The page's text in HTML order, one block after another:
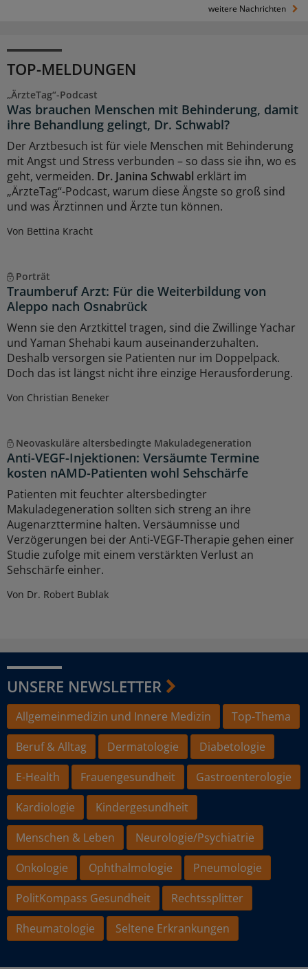
weitere Nachrichten
TOP-MELDUNGEN
„ÄrzteTag“-Podcast
Was brauchen Menschen mit Behinderung, damit
ihre Behandlung gelingt, Dr. Schwabl?
Der Arztbesuch ist für viele Menschen mit Behinderung
mit Angst und Stress verbunden – so dass sie ihn, wo es
geht, vermeiden. Dr. Janina Schwabl erklärt im
„ÄrzteTag“-Podcast, warum diese Ängste so groß sind
und was Ärztinnen und Ärzte tun können.
Von Bettina Kracht
Porträt
Traumberuf Arzt: Für die Weiterbildung von
Aleppo nach Osnabrück
Wenn sie den Arztkittel tragen, sind die Zwillinge Yachar
und Yaman Shehabi kaum auseinanderzuhalten.
Deshalb versorgen sie Patienten nur im Doppelpack.
Doch das ist längst nicht ihre einzige Herausforderung.
Von Christian Beneker
Neovaskuläre altersbedingte Makuladegeneration
Anti-VEGF-Injektionen: Versäumte Termine
kosten nAMD-Patienten wohl Sehschärfe
Patienten mit feuchter altersbedingter
Makuladegeneration sollten sich streng an ihre
Augenarzttermine halten. Versäumnisse und
Verzögerungen bei der Anti-VEGF-Therapie gehen einer
Studie zufolge mit einem verstärkten Verlust an
Sehschärfe einher.
Von Dr. Robert Bublak
UNSERE NEWSLETTER
Allgemeinmedizin und Innere Medizin
Top-Thema
Beruf & Alltag
Dermatologie
Diabetologie
E-Health
Frauengesundheit
Gastroenterologie
Kardiologie
Kindergesundheit
Menschen & Leben
Neurologie/Psychiatrie
Onkologie
Ophthalmologie
Pneumologie
PolitKompass Gesundheit
Rechtssplitter
Rheumatologie
Seltene Erkrankungen